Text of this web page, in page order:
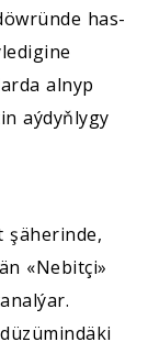
has-
alnyp
aýdyňlygy
şäherinde,
«Nebitçi»